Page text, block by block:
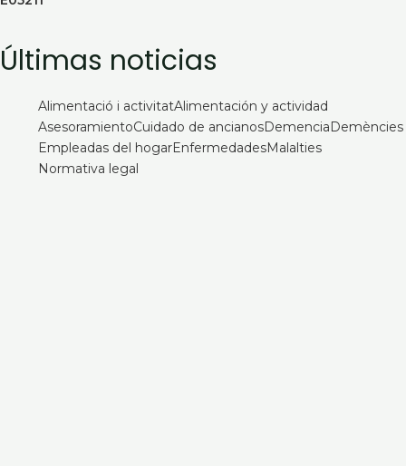
Últimas noticias
Alimentació i activitatAlimentación y actividad
AsesoramientoCuidado de ancianosDemenciaDemències
Empleadas del hogarEnfermedadesMalalties
Normativa legal